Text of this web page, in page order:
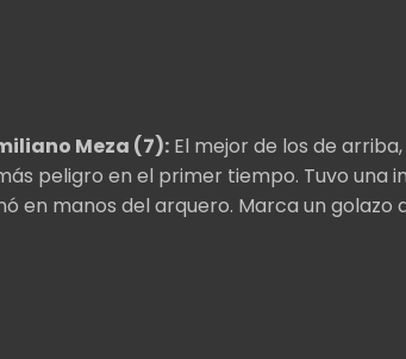
Meza (7): El mejor de los de
peligro en el primer tiempo. Tuvo una
en manos del arquero. Marca un